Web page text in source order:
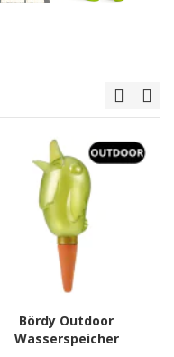
Bördy Outdoor
Wasserspeicher